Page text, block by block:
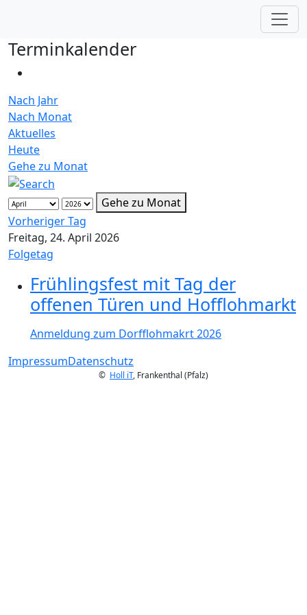
Terminkalender
Nach Jahr
Nach Monat
Aktuelles
Heute
Gehe zu Monat
Gehe zu Monat
Vorheriger Tag
Freitag, 24. April 2026
Folgetag
Frühlingsfest mit Tag der
offenen Türen und Hofflohmarkt
Anmeldung zum Dorfflohmakrt 2026
ImpressumDatenschutz
© Holl iT, Frankenthal (Pfalz)